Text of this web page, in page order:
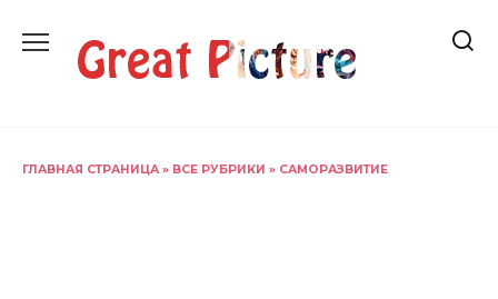
содержанию
ГЛАВНАЯ СТРАНИЦА » ВСЕ РУБРИКИ » САМОРАЗВИТИЕ